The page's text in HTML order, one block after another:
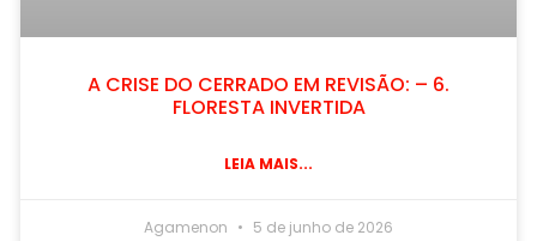
A CRISE DO CERRADO EM REVISÃO: – 6.
FLORESTA INVERTIDA
LEIA MAIS...
Agamenon 5 de junho de 2026